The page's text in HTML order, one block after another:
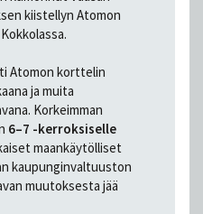
kiistellyn Atomon
Atomon korttelin
ja muita
Korkeimman
6–7 -kerroksiselle
maankäytölliset
kaupunginvaltuuston
muutoksesta jää